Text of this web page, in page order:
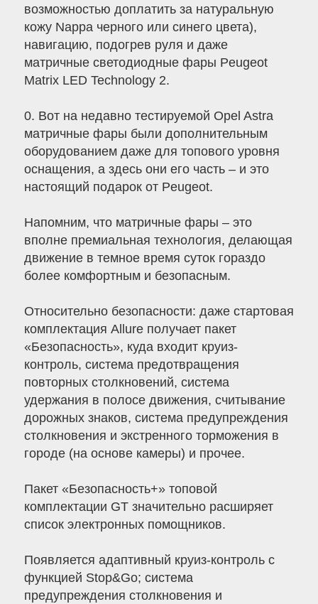
возможностью доплатить за натуральную
кожу Nappa черного или синего цвета),
навигацию, подогрев руля и даже
матричные светодиодные фары Peugeot
Matrix LED Technology 2.
0. Вот на недавно тестируемой Opel Astra
матричные фары были дополнительным
оборудованием даже для топового уровня
оснащения, а здесь они его часть – и это
настоящий подарок от Peugeot.
Напомним, что матричные фары – это
вполне премиальная технология, делающая
движение в темное время суток гораздо
более комфортным и безопасным.
Относительно безопасности: даже стартовая
комплектация Allure получает пакет
«Безопасность», куда входит круиз-
контроль, система предотвращения
повторных столкновений, система
удержания в полосе движения, считывание
дорожных знаков, система предупреждения
столкновения и экстренного торможения в
городе (на основе камеры) и прочее.
Пакет «Безопасность+» топовой
комплектации GT значительно расширяет
список электронных помощников.
Появляется адаптивный круиз-контроль с
функцией Stop&Go; система
предупреждения столкновения и